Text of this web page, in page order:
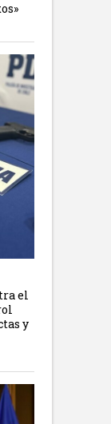
el
y